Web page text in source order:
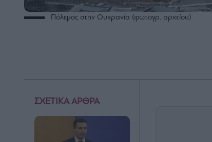
Πόλεμος στην Ουκρανία (φωτογρ. αρχείου)
ΣΧΕΤΙΚΑ ΑΡΘΡΑ